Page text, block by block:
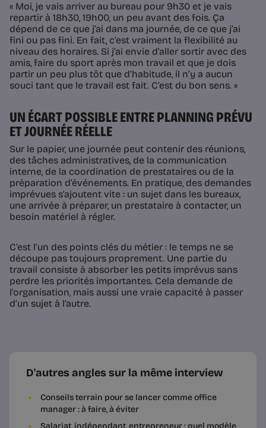
« Moi, je vais arriver au bureau pour 9h30 et je vais
repartir à 18h30, 19h00, un peu avant des fois. Ça
dépend de ce que j’ai dans ma journée, de ce que j’ai
fini ou pas fini. En fait, c’est vraiment la flexibilité au
niveau des horaires. Si j’ai envie d’aller sortir avec des
amis, faire du sport après mon travail et que je dois
partir un peu plus tôt que d’habitude, il n’y a aucun
souci tant que le travail est fait. C’est du bon sens. »
UN ÉCART POSSIBLE ENTRE PLANNING PRÉVU
ET JOURNÉE RÉELLE
Sur le papier, une journée peut contenir des réunions,
des tâches administratives, de la communication
interne, de la coordination de prestataires ou de la
préparation d’événements. En pratique, des demandes
imprévues s’ajoutent vite : un sujet dans les bureaux,
une arrivée à préparer, un prestataire à contacter, un
besoin matériel à régler.
C’est l’un des points clés du métier : le temps ne se
découpe pas toujours proprement. Une partie du
travail consiste à absorber les petits imprévus sans
perdre les priorités importantes. Cela demande de
l’organisation, mais aussi une vraie capacité à passer
d’un sujet à l’autre.
D'autres angles sur la même interview
Conseils terrain pour se lancer comme office
manager : à faire, à éviter